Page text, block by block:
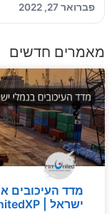
פברואר 27, 2022
מאמרים חדשים
ישראל | UnitedXP.